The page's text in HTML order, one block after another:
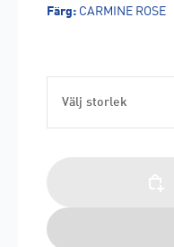
Färg: CARMINE ROSE
Välj storlek